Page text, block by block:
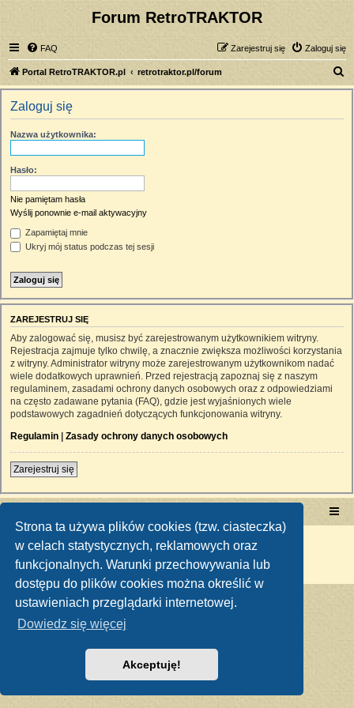
Strona ta używa plików cookies (tzw. ciasteczka)
w celach statystycznych, reklamowych oraz
funkcjonalnych. Warunki przechowywania lub
dostępu do plików cookies można określić w
ustawieniach przeglądarki internetowej.
Dowiedz się więcej
Akceptuję!
Forum RetroTRAKTOR
FAQ Zaloguj się
Zarejestruj się
Portal RetroTRAKTOR.pl retrotraktor.pl/forum
z
Zaloguj się
Nazwa użytkownika:
Hasło:
Nie pamiętam hasła
Wyślij ponownie e-mail aktywacyjny
Zapamiętaj mnie
Ukryj mój status podczas tej sesji
ZAREJESTRUJ SIĘ
Aby zalogować się, musisz być zarejestrowanym użytkownikiem witryny.
Rejestracja zajmuje tylko chwilę, a znacznie zwiększa możliwości korzystania
z witryny. Administrator witryny może zarejestrowanym użytkownikom nadać
wiele dodatkowych uprawnień. Przed rejestracją zapoznaj się z naszym
regulaminem, zasadami ochrony danych osobowych oraz z odpowiedziami
na często zadawane pytania (FAQ), gdzie jest wyjaśnionych wiele
podstawowych zagadnień dotyczących funkcjonowania witryny.
Regulamin | Zasady ochrony danych osobowych
Zarejestruj się
Technologię dostarcza phpBB ® Forum Software © phpBB Limited
Polski pakiet językowy dostarcza
Zasady ochrony danych osobowych|Regulamin